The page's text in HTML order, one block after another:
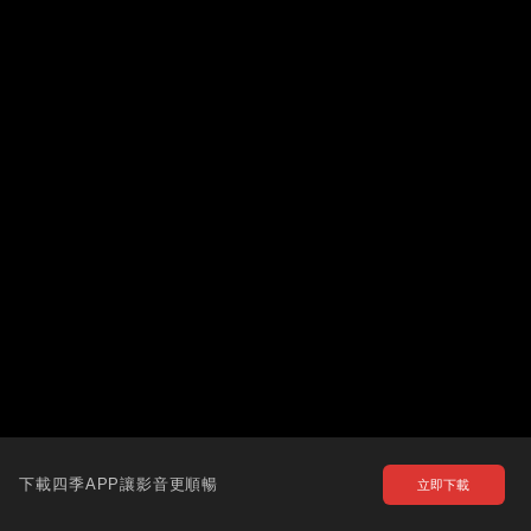
下載四季APP讓影音更順暢 立即下載